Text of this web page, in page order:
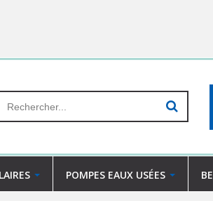
POMPES EAUX USÉES